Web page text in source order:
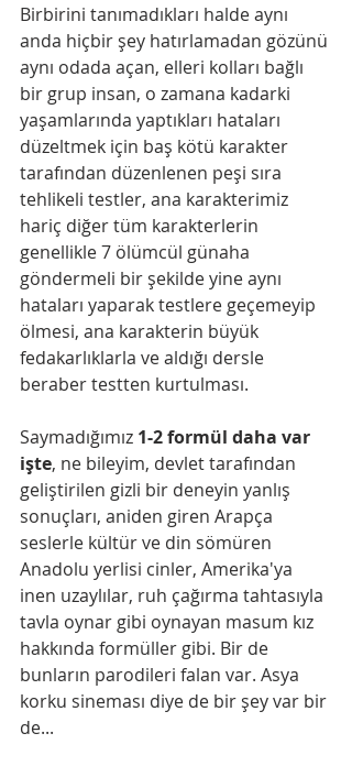
Birbirini tanımadıkları halde aynı
anda hiçbir şey hatırlamadan gözünü
aynı odada açan, elleri kolları bağlı
bir grup insan, o zamana kadarki
yaşamlarında yaptıkları hataları
düzeltmek için baş kötü karakter
tarafından düzenlenen peşi sıra
tehlikeli testler, ana karakterimiz
hariç diğer tüm karakterlerin
genellikle 7 ölümcül günaha
göndermeli bir şekilde yine aynı
hataları yaparak testlere geçemeyip
ölmesi, ana karakterin büyük
fedakarlıklarla ve aldığı dersle
beraber testten kurtulması.
Saymadığımız 1-2 formül daha var
işte, ne bileyim, devlet tarafından
geliştirilen gizli bir deneyin yanlış
sonuçları, aniden giren Arapça
seslerle kültür ve din sömüren
Anadolu yerlisi cinler, Amerika'ya
inen uzaylılar, ruh çağırma tahtasıyla
tavla oynar gibi oynayan masum kız
hakkında formüller gibi. Bir de
bunların parodileri falan var. Asya
korku sineması diye de bir şey var bir
de...